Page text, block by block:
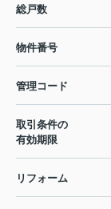
総戸数
物件番号
管理コード
取引条件の
有効期限
リフォーム